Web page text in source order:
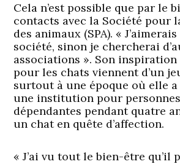
Cela n’est possible que par le
contacts avec la Société pour
des animaux (SPA). «
société, sinon je chercherai
associations ». Son
pour les chats viennent d’un
surtout à une époque où elle
une institution pour
dépendantes pendant quatre
un chat en quête d’affection.
« J’ai vu tout le bien-être qu’il